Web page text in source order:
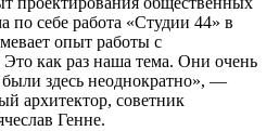
по себе работа «Студии 44» в
опыт работы с
как раз наша тема. Они очень
здесь неоднократно», —
архитектор, советник
Генне.